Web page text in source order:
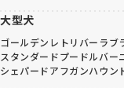
大型犬
ゴールデンレトリバー ラブ
スタンダードプードルバー
シェパードアフガンハウン